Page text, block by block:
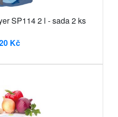
SP114 2 l - sada 2 ks
Kč